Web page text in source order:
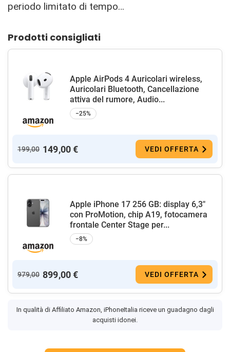
periodo limitato di tempo…
Prodotti consigliati
Apple AirPods 4 Auricolari wireless,
Auricolari Bluetooth, Cancellazione
attiva del rumore, Audio...
−25%
199,00 149,00 € VEDI OFFERTA
Apple iPhone 17 256 GB: display 6,3"
con ProMotion, chip A19, fotocamera
frontale Center Stage per...
−8%
979,00 899,00 € VEDI OFFERTA
In qualità di Affiliato Amazon, iPhoneItalia riceve un guadagno dagli
acquisti idonei.